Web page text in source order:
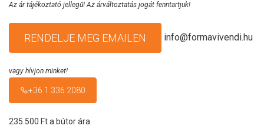
Az ár tájékoztató jellegű! Az árváltoztatás jogát fenntartjuk!
RENDELJE MEG EMAILEN info@formavivendi.hu
vagy hívjon minket!
+36 1 336 2080
235.500 Ft a bútor ára